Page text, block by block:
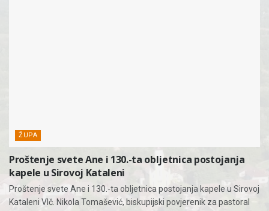
ŽUPA
Proštenje svete Ane i 130.-ta obljetnica postojanja
kapele u Sirovoj Kataleni
Proštenje svete Ane i 130.-ta obljetnica postojanja kapele u Sirovoj
Kataleni Vlč. Nikola Tomašević, biskupijski povjerenik za pastoral